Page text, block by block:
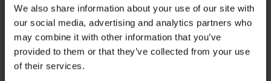
We also share information about your use of our site with
our social media, advertising and analytics partners who
may combine it with other information that you’ve
provided to them or that they’ve collected from your use
of their services.